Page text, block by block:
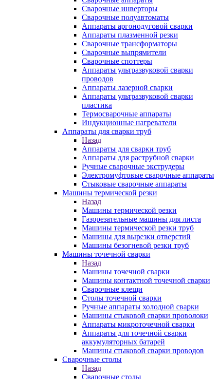
Сварочные инверторы
Сварочные полуавтоматы
Аппараты аргонодуговой сварки
Аппараты плазменной резки
Сварочные трансформаторы
Сварочные выпрямители
Сварочные споттеры
Аппараты ультразвуковой сварки
проводов
Аппараты лазерной сварки
Аппараты ультразвуковой сварки
пластика
Термосварочные аппараты
Индукционные нагреватели
Аппараты для сварки труб
Назад
Аппараты для сварки труб
Аппараты для раструбной сварки
Ручные сварочные экструдеры
Электромуфтовые сварочные аппараты
Стыковые сварочные аппараты
Машины термической резки
Назад
Машины термической резки
Газорезательные машины для листа
Машины термической резки труб
Машины для вырезки отверстий
Машины безогневой резки труб
Машины точечной сварки
Назад
Машины точечной сварки
Машины контактной точечной сварки
Сварочные клещи
Столы точечной сварки
Ручные аппараты холодной сварки
Машины стыковой сварки проволоки
Аппараты микроточечной сварки
Аппараты для точечной сварки
аккумуляторных батарей
Машины стыковой сварки проводов
Сварочные столы
Назад
Сварочные столы